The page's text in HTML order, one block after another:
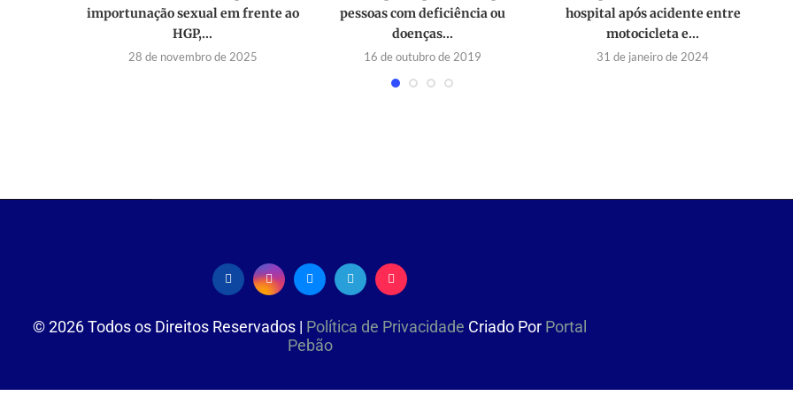
importunação sexual em frente ao
HGP,...
28 de novembro de 2025
pessoas com deficiência ou
doenças...
16 de outubro de 2019
hospital após acidente entre
motocicleta e...
31 de janeiro de 2024
©2026Todos os Direitos Reservados | Política de Privacidade Criado Por Portal
Pebão